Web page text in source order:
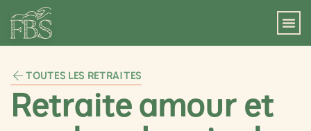
TOUTES LES RETRAITES
Retraite amour et